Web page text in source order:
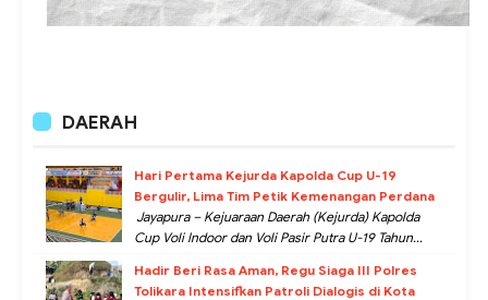
DAERAH
Hari Pertama Kejurda Kapolda Cup U-19
Bergulir, Lima Tim Petik Kemenangan Perdana
Jayapura – Kejuaraan Daerah (Kejurda) Kapolda
Cup Voli Indoor dan Voli Pasir Putra U-19 Tahun...
Hadir Beri Rasa Aman, Regu Siaga III Polres
Tolikara Intensifkan Patroli Dialogis di Kota